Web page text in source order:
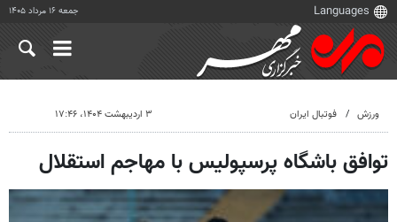
جمعه ۱۶ مرداد ۱۴۰۵
ورزش فوتبال ایران ۳ اردیبهشت ۱۴۰۴، ۱۷:۴۶
توافق باشگاه پرسپولیس با مهاجم استقلال